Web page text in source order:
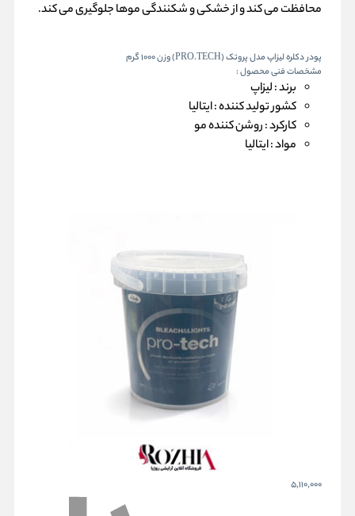
محافظت می کند و از خشکی و شکنندگی موها جلوگیری می کند.
پودر دکلره لیزاپ مدل پروتک (PRO.TECH) وزن 1000 گرم
مشخصات فنی محصول :
برند :لیزاپ
کشور تولید کننده :ایتالیا
کارکرد :روشن کننده مو
مواد :ایتالیا
5,110,000